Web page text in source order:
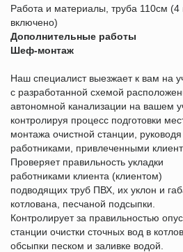
Работа и материалы, труба 110см (4
включено)
Дополнительные работы
Шеф-монтаж
Наш специалист выезжает к вам на
с разработанной схемой
автономной канализации на вашем
контролируя процесс подготовки
монтажа очистной станции, руководя
работниками, привлеченными
Проверяет правильность укладки
работниками клиента (клиентом)
подводящих труб ПВХ, их уклон и
котлована, песчаной подсыпки.
Контролирует за правильностью
станции очистки сточных вод в
обсыпки песком и заливке водой.